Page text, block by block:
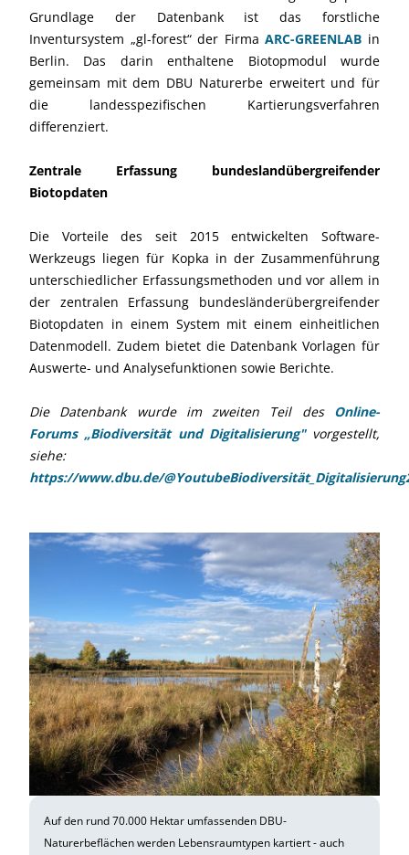
Grundlage der Datenbank ist das forstliche
Inventursystem „gl-forest“ der FirmaARC-GREENLAB in
Berlin. Das darin enthaltene Biotopmodul wurde
gemeinsam mit dem DBU Naturerbe erweitert und für
die landesspezifischen Kartierungsverfahren
differenziert.
Zentrale Erfassung bundeslandübergreifender
Biotopdaten
Die Vorteile des seit 2015 entwickelten Software-
Werkzeugs liegen für Kopka in der Zusammenführung
unterschiedlicher Erfassungsmethoden und vor allem in
der zentralen Erfassung bundesländerübergreifender
Biotopdaten in einem System mit einem einheitlichen
Datenmodell. Zudem bietet die Datenbank Vorlagen für
Auswerte- und Analysefunktionen sowie Berichte.
Die Datenbank wurde im zweiten Teil des Online-
Forums „Biodiversität und Digitalisierung" vorgestellt,
siehe:
https://www.dbu.de/
Auf den rund 70.000 Hektar umfassenden DBU-
Naturerbeflächen werden Lebensraumtypen kartiert - auch